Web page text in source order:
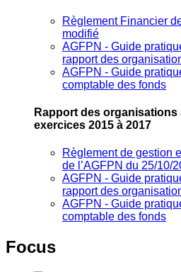
Règlement Financier
modifié
AGFPN ‐ Guide
rapport des
AGFPN ‐ Guide
comptable des fonds
Rapport des
exercices 2015 à 2017
Règlement de gestion
de l’AGFPN du 25/10/
AGFPN ‐ Guide
rapport des
AGFPN ‐ Guide
comptable des fonds
Focus